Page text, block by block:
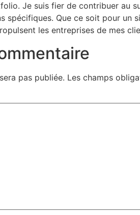
Je suis fier de contribuer au
spécifiques. Que ce soit pour un
les entreprises de mes
pas publiée. Les champs